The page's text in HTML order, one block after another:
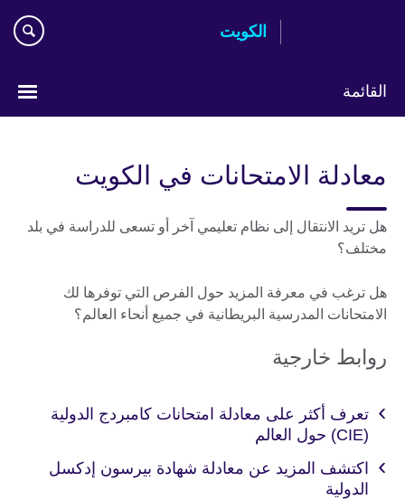
الكويت
القائمة
معادلة الامتحانات في الكويت
هل تريد الانتقال إلى نظام تعليمي آخر أو تسعى للدراسة في بلد
مختلف؟
هل ترغب في معرفة المزيد حول الفرص التي توفرها لك
الامتحانات المدرسية البريطانية في جميع أنحاء العالم؟
روابط خارجية
تعرف أكثر على معادلة امتحانات كامبردج الدولية
(CIE) حول العالم
اكتشف المزيد عن معادلة شهادة بيرسون إدكسل
الدولية